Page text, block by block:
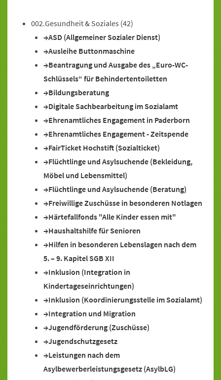
002.Gesundheit & Soziales (42)
ASD (Allgemeiner Sozialer Dienst)
Ausleihe Buttonmaschine
Beantragung und Ausgabe des „Euro-WC-
Schlüssels“ für Behindertentoiletten
Bildungsberatung
Digitale Sachbearbeitung im Sozialamt
Ehrenamtliches Engagement in Paderborn
Ehrenamtliches Engagement - Zeitspende
FairTicket Hochstift (Sozialticket)
Flüchtlinge und Asylsuchende (Bekleidung,
Möbel und Lebensmittel)
Flüchtlinge und Asylsuchende (Beratung)
Freiwillige Zuschüsse in besonderen Notlagen
Härtefallfonds "Alle Kinder essen mit"
Haushaltshilfe für Senioren
Hilfen in besonderen Lebenslagen nach dem
5. – 9. Kapitel SGB XII
Inklusion (Integration in
Kindertageseinrichtungen)
Inklusion (Koordinierungsstelle im Sozialamt)
Integration und Migration
Jugendförderung (Zuschüsse)
Jugendschutzgesetz
Leistungen nach dem
Asylbewerberleistungsgesetz (AsylbLG)